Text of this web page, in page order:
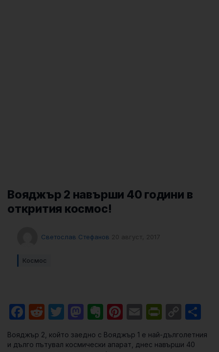
Вояджър 2 навърши 40 години в
открития космос!
Светослав Стефанов 20 август, 2017
Космос
Facebook
RedditTwitter
Mastodon
Evernote
Pinterest
Email
Вояджър 2, който заедно с Вояджър 1 е най-дълголетния
и дълго пътувал космически апарат, днес навърши 40